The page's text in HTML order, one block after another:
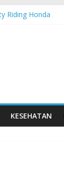
Riding Honda
Pariwisata
KESEHATAN